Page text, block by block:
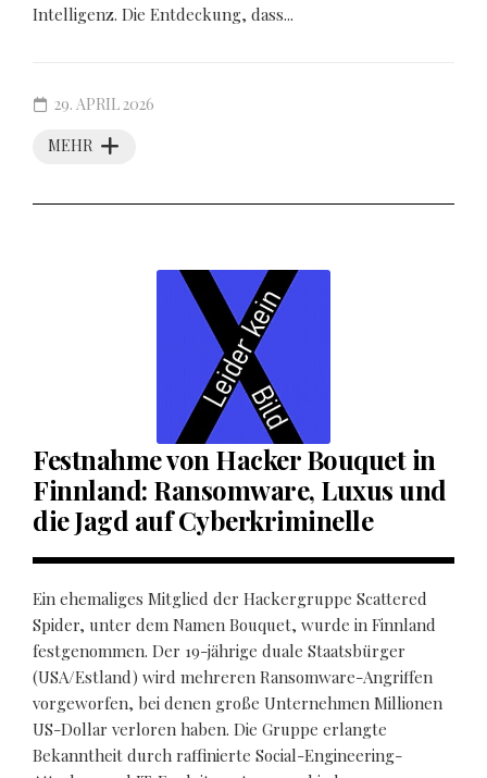
Intelligenz. Die Entdeckung, dass...
MEHR
29. APRIL 2026
Festnahme von Hacker Bouquet in
Finnland: Ransomware, Luxus und
die Jagd auf Cyberkriminelle
Ein ehemaliges Mitglied der Hackergruppe Scattered
Spider, unter dem Namen Bouquet, wurde in Finnland
festgenommen. Der 19-jährige duale Staatsbürger
(USA/Estland) wird mehreren Ransomware-Angriffen
vorgeworfen, bei denen große Unternehmen Millionen
US-Dollar verloren haben. Die Gruppe erlangte
Bekanntheit durch raffinierte Social-Engineering-